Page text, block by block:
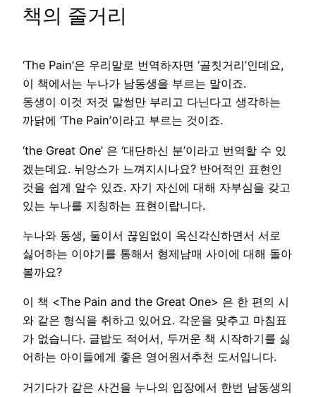
책의 줄거리
‘The Pain’은 우리말로 번역하자면 ‘골칫거리’인데요,
이 책에서는 누나가 남동생을 부르는 말이죠.
동생이 이것 저것 말썽만 부리고 다닌다고 생각하는
까닭에 ‘The Pain’이라고 부르는 것이죠.
‘the Great One’ 은 ‘대단하신 분’이라고 번역할 수 있
겠는데요. 뉘앙스가 느껴지시나요? 반어적인 표현인
것을 쉽게 알수 있죠. 자기 자신에 대해 자부심을 갖고
있는 누나를 지칭하는 표현이랍니다.
누나와 동생, 둘이서 끊임없이 옥신각신하면서 서로
싫어하는 이야기를 통해서 형제남매 사이에 대해 돌아
볼까요?
이 책 <The Pain and the Great One> 은 한 편의 시
와 같은 형식을 취하고 있어요. 각운을 맞추고 마침표
가 없습니다. 글밥도 적어서, 두꺼운 책 시작하기를 싫
어하는 아이들에게 좋은 영어원서추천 도서입니다.
거기다가 같은 사건을 누나의 입장에서 한번 남동생의